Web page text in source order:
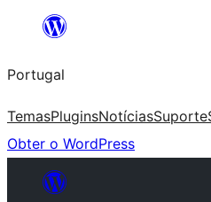
Saltar
o
conteúdo
Portugal
TemasPluginsNotíciasSuporte
Obter o WordPress